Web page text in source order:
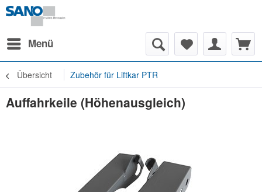
Menü
Übersicht Zubehör für Liftkar PTR
Auffahrkeile (Höhenausgleich)